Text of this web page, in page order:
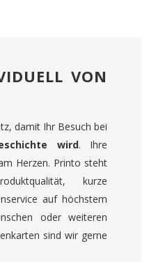
VON
damit Ihr Besuch bei
wird. Ihre
Herzen. Printo steht
kurze
auf höchstem
oder weiteren
sind wir gerne